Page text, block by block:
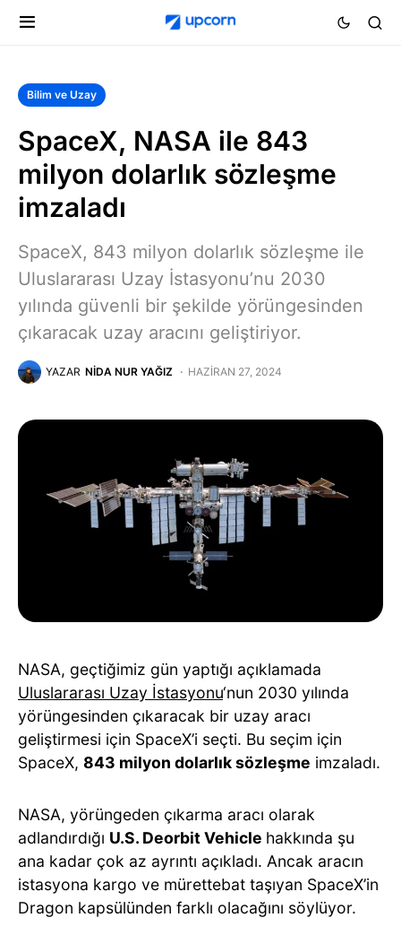
Bilim ve Uzay
SpaceX, NASA ile 843
milyon dolarlık sözleşme
imzaladı
SpaceX, 843 milyon dolarlık sözleşme ile
Uluslararası Uzay İstasyonu’nu 2030
yılında güvenli bir şekilde yörüngesinden
çıkaracak uzay aracını geliştiriyor.
YAZAR NIDA NUR YAĞIZ HAZIRAN 27, 2024
NASA, geçtiğimiz gün yaptığı açıklamada
Uluslararası Uzay İstasyonu‘nun 2030 yılında
yörüngesinden çıkaracak bir uzay aracı
geliştirmesi için SpaceX’i seçti. Bu seçim için
SpaceX, 843 milyon dolarlık sözleşme imzaladı.
NASA, yörüngeden çıkarma aracı olarak
adlandırdığı U.S. Deorbit Vehicle hakkında şu
ana kadar çok az ayrıntı açıkladı. Ancak aracın
istasyona kargo ve mürettebat taşıyan SpaceX’in
Dragon kapsülünden farklı olacağını söylüyor.